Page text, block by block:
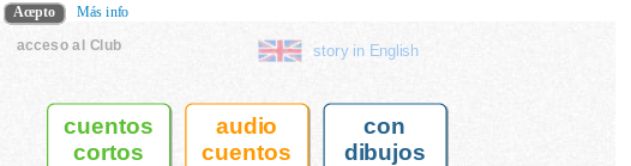
acceso al Club story in English
cuentos
cortos
audio
cuentos
con
dibujos
Acepto Más info